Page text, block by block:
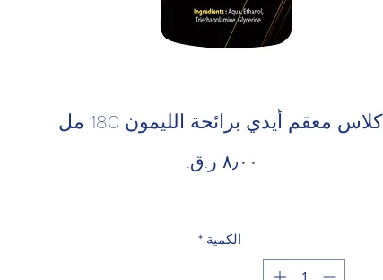
كلاس معقم أيدي برائحة الليمون 180 مل
الكمية *